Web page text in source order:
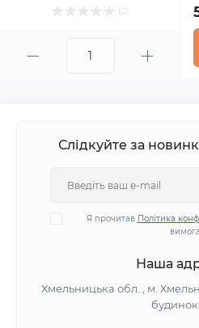
Слідкуйте за
Я прочитав Політика
Наша
Хмельницька обл. , м.
будинок